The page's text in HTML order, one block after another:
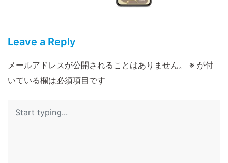
Leave a Reply
メールアドレスが公開されることはありません。 ※ が付
いている欄は必須項目です